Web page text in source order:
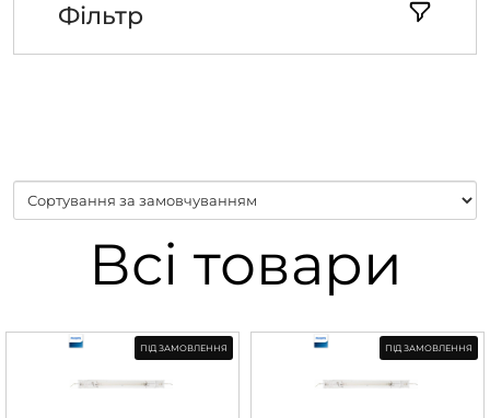
Фільтр
Всі товари
ПІД ЗАМОВЛЕННЯ ПІД ЗАМОВЛЕННЯ